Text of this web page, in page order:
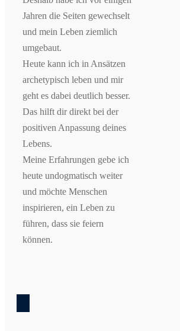
Jahren die Seiten gewechselt
und mein Leben ziemlich
umgebaut.
Heute kann ich in Ansätzen
archetypisch leben und mir
geht es dabei deutlich besser.
Das hilft dir direkt bei der
positiven Anpassung deines
Lebens.
Meine Erfahrungen gebe ich
heute undogmatisch weiter
und möchte Menschen
inspirieren, ein Leben zu
führen, dass sie feiern
können.